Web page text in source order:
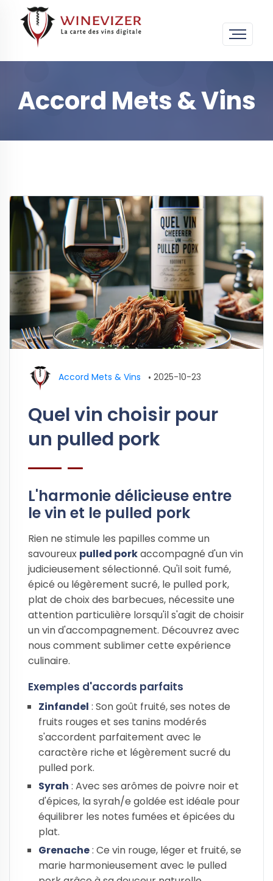
Accord Mets & Vins
Accord Mets & Vins • 2025-10-23
Quel vin choisir pour
un pulled pork
L'harmonie délicieuse entre
le vin et le pulled pork
Rien ne stimule les papilles comme un
savoureux pulled porkaccompagné d'un vin
judicieusement sélectionné. Qu'il soit fumé,
épicé ou légèrement sucré, le pulled pork,
plat de choix des barbecues, nécessite une
attention particulière lorsqu'il s'agit de choisir
un vin d'accompagnement. Découvrez avec
nous comment sublimer cette expérience
culinaire.
Exemples d'accords parfaits
Zinfandel : Son goût fruité, ses notes de
fruits rouges et ses tanins modérés
s'accordent parfaitement avec le
caractère riche et légèrement sucré du
pulled pork.
Syrah : Avec ses arômes de poivre noir et
d'épices, la syrah/e goldée est idéale pour
équilibrer les notes fumées et épicées du
plat.
Grenache: Ce vin rouge, léger et fruité, se
marie harmonieusement avec le pulled